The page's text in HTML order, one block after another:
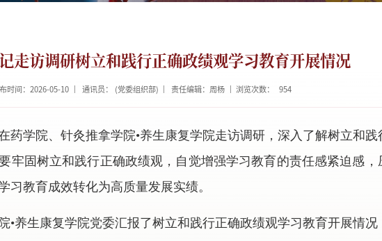
走访调研树立和践行正确政绩观学习教育开展情况
时间：2026-05-10 通讯员： (党委组织部) 责任编辑：周杨 浏览次数： 954
药学院、针灸推拿学院•养生康复学院走访调研，深入了解树立和
牢固树立和践行正确政绩观，自觉增强学习教育的责任感紧迫感，
习教育成效转化为高质量发展实绩。
•养生康复学院党委汇报了树立和践行正确政绩观学习教育开展情